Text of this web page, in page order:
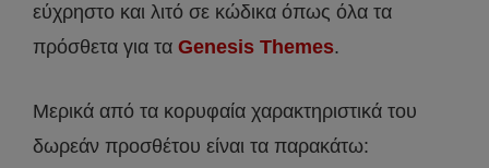
εύχρηστο και λιτό σε κώδικα όπως όλα τα
πρόσθετα για τα Genesis Themes.
Μερικά από τα κορυφαία χαρακτηριστικά του
δωρεάν προσθέτου είναι τα παρακάτω: